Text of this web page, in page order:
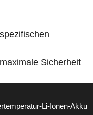
Sicherheit
Li-Ionen-Akku